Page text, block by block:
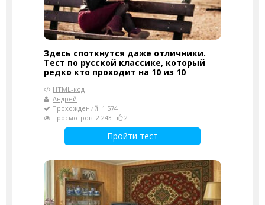
Здесь споткнутся даже отличники.
Тест по русской классике, который
редко кто проходит на 10 из 10
HTML-код
Андрей
Прохождений: 1 574
Просмотров: 2 243
2
Пройти тест